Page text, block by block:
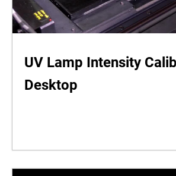
UV Lamp Intensity
Desktop